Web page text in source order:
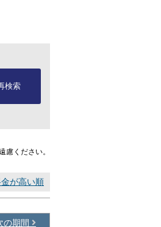
検索
慮ください。
が高い順
の期間